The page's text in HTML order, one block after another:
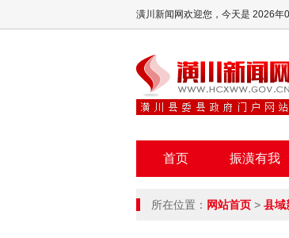
潢川新闻网欢迎您， 今天是 2026年
首页 振潢有我
所在位置： 网站首页 > 县域